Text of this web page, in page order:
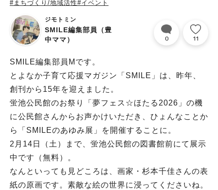
#まちづくり/地域活性#イベント
ジモトミン
SMILE編集部員（豊
中ママ）
0 11
SMILE編集部員Mです。
とよなか子育て応援マガジン「SMILE」は、昨年、
創刊から15年を迎えました。
蛍池公民館のお祭り「夢フェス☆ほたる2026」の機
に公民館さんからお声かけいただき、ひょんなことか
ら「SMILEのあゆみ展」を開催することに。
2月14日（土）まで、蛍池公民館の図書館前にて展示
中です（無料）。
なんといっても見どころは、画家・杉本千佳さんの表
紙の原画です。素敵な絵の世界に浸ってくださいね。